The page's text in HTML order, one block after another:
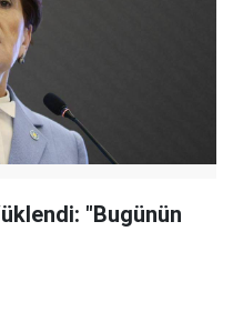
"Bugünün